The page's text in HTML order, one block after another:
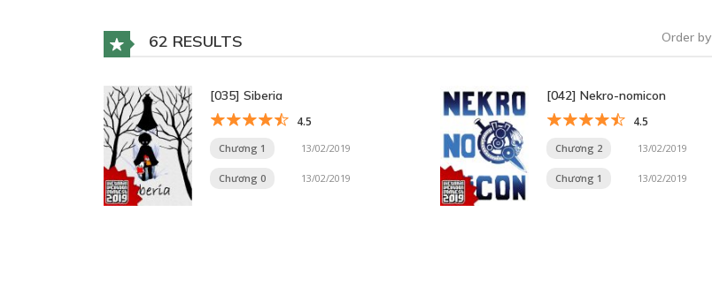
62 RESULTS Order by
[035] Siberia
4.5
Chương 1 13/02/2019
Chương 0 13/02/2019
[042] Nekro-nomicon
4.5
Chương 2 13/02/2019
Chương 1 13/02/2019